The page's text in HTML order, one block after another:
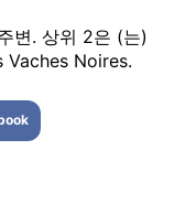
변. 상위 2은 (는)
Vaches Noires.